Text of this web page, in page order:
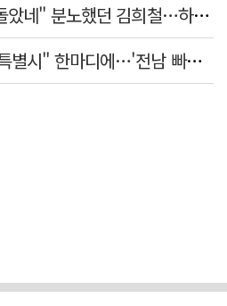
거꾸로 된 태극기에 "X돌았네" 분노했던 김희철…하루만에 사과
李대통령 "앞으로 광주특별시" 한마디에…'전남 빠진 약칭' 논란 재점화